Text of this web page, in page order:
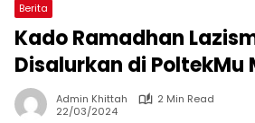
Berita
Kado Ramadhan
Disalurkan di PoltekMu
Admin Khittah
2 Min Read
22/03/2024